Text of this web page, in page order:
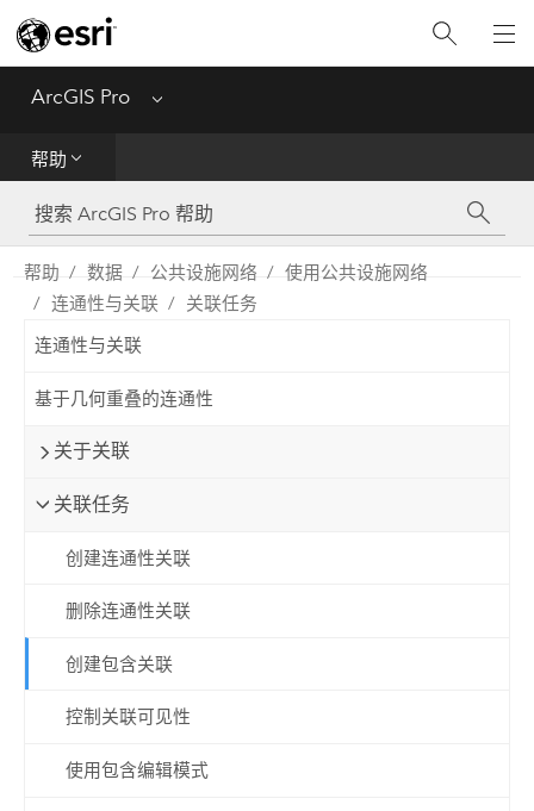
ArcGIS Pro Menu
帮助
工具参考
Python
SDK
帮助 数据 公共设施网络
使用公共设施网络
连通性与关联
关联任务
连通性与关联
基于几何重叠的连通性
关于关联
关联任务
创建连通性关联
删除连通性关联
创建包含关联
控制关联可见性
使用包含编辑模式